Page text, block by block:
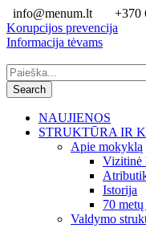
info@menum.lt +370
Korupcijos prevencija
Informacija tėvams
NAUJIENOS
STRUKTŪRA IR
Apie mokyklą
Vizitinė
Istorija
70
Valdymo